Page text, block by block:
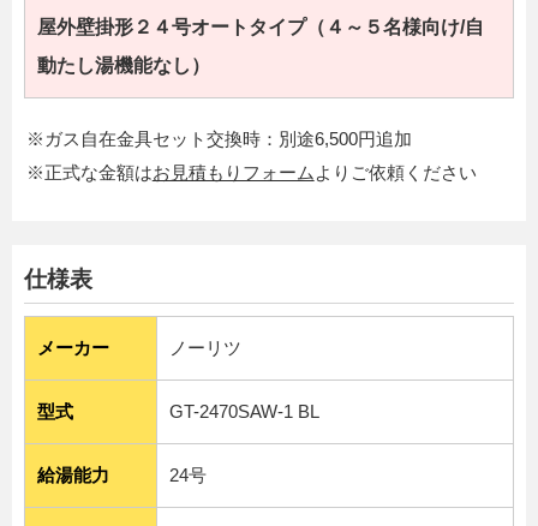
屋外壁掛形２４号オートタイプ（４～５名様向け/自
動たし湯機能なし）
※ガス自在金具セット交換時：別途6,500円追加
※正式な金額はお見積もりフォーム よりご依頼ください
仕様表
メーカー ノーリツ
型式 GT-2470SAW-1 BL
給湯能力 24号